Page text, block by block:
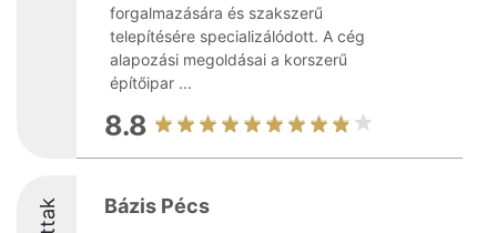
forgalmazására és szakszerű
telepítésére specializálódott. A cég
alapozási megoldásai a korszerű
építőipar ...
8.8
Bázis Pécs